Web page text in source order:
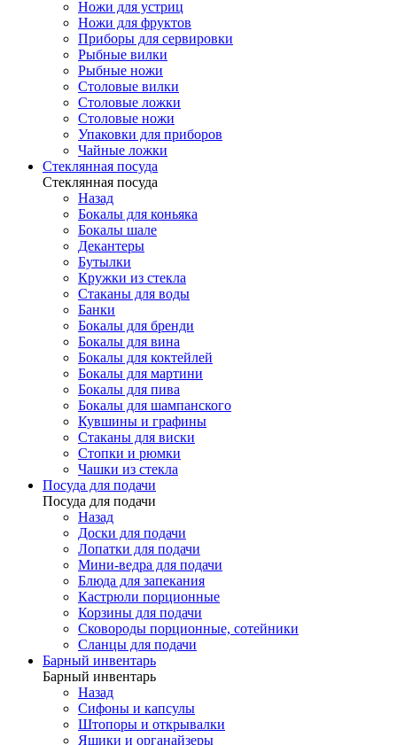
Ножи для устриц
Ножи для фруктов
Приборы для сервировки
Рыбные вилки
Рыбные ножи
Столовые вилки
Столовые ложки
Столовые ножи
Упаковки для приборов
Чайные ложки
Стеклянная посуда
Стеклянная посуда
Назад
Бокалы для коньяка
Бокалы шале
Декантеры
Бутылки
Кружки из стекла
Стаканы для воды
Банки
Бокалы для бренди
Бокалы для вина
Бокалы для коктейлей
Бокалы для мартини
Бокалы для пива
Бокалы для шампанского
Кувшины и графины
Стаканы для виски
Стопки и рюмки
Чашки из стекла
Посуда для подачи
Посуда для подачи
Назад
Доски для подачи
Лопатки для подачи
Мини-ведра для подачи
Блюда для запекания
Кастрюли порционные
Корзины для подачи
Сковороды порционные, сотейники
Сланцы для подачи
Барный инвентарь
Барный инвентарь
Назад
Сифоны и капсулы
Штопоры и открывалки
Ящики и органайзеры